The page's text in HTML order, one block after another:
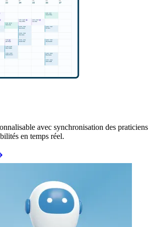
avec synchronisation des praticiens
en temps réel.